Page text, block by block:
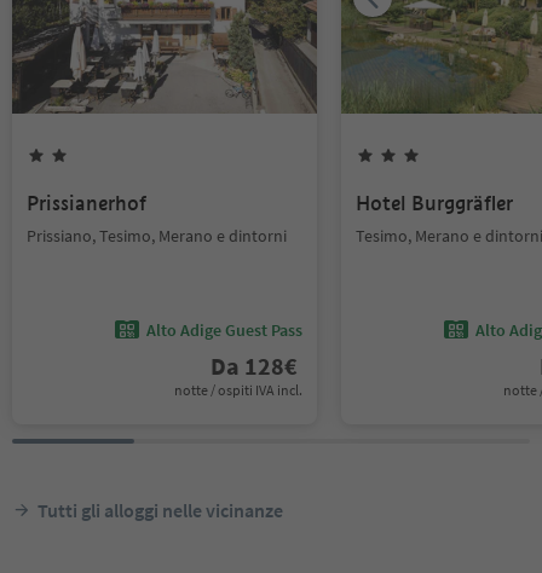
Prissianerhof
Prissiano, Tesimo, Merano e dintorni
Alto Adige Guest Pass
Da 128€
notte / ospiti IVA incl.
Hotel Burggräfler
Tesimo, Merano e dintorni
Alto
notte
Tutti gli alloggi nelle vicinanze